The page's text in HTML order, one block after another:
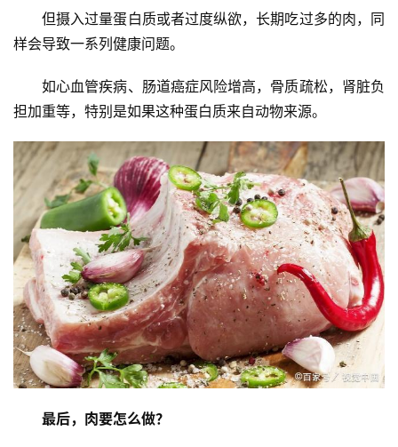
但摄入过量蛋白质或者过度纵欲，长期吃过多的肉，同
样会导致一系列健康问题。
如心血管疾病、肠道癌症风险增高，骨质疏松，肾脏负
担加重等，特别是如果这种蛋白质来自动物来源。
最后，肉要怎么做？